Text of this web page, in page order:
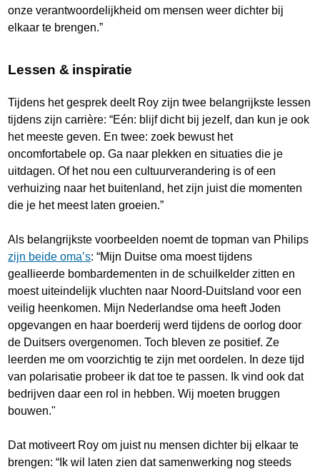
onze verantwoordelijkheid om mensen weer dichter bij
elkaar te brengen.”
Lessen & inspiratie
Tijdens het gesprek deelt Roy zijn twee belangrijkste lessen
tijdens zijn carrière: “Eén: blijf dicht bij jezelf, dan kun je ook
het meeste geven. En twee: zoek bewust het
oncomfortabele op. Ga naar plekken en situaties die je
uitdagen. Of het nou een cultuurverandering is of een
verhuizing naar het buitenland, het zijn juist die momenten
die je het meest laten groeien.”
Als belangrijkste voorbeelden noemt de topman van Philips
zijn beide oma’s: “Mijn Duitse oma moest tijdens
geallieerde bombardementen in de schuilkelder zitten en
moest uiteindelijk vluchten naar Noord-Duitsland voor een
veilig heenkomen. Mijn Nederlandse oma heeft Joden
opgevangen en haar boerderij werd tijdens de oorlog door
de Duitsers overgenomen. Toch bleven ze positief. Ze
leerden me om voorzichtig te zijn met oordelen. In deze tijd
van polarisatie probeer ik dat toe te passen. Ik vind ook dat
bedrijven daar een rol in hebben. Wij moeten bruggen
bouwen."
Dat motiveert Roy om juist nu mensen dichter bij elkaar te
brengen: “Ik wil laten zien dat samenwerking nog steeds